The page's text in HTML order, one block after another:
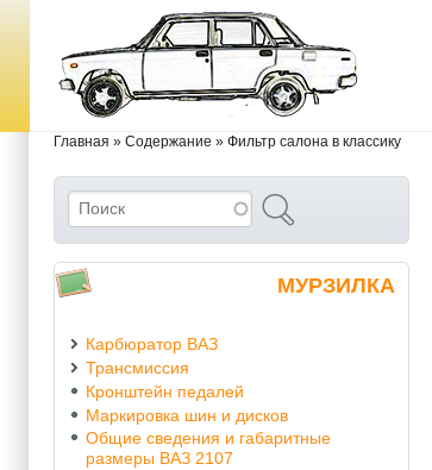
Перейти к основному содержанию
Вы здесь
Главная » Содержание » Фильтр салона в классику
Форма поиска Поиск
МУРЗИЛКА
Карбюратор ВАЗ
Трансмиссия
Кронштейн педалей
Маркировка шин и дисков
Общие сведения и габаритные
размеры ВАЗ 2107